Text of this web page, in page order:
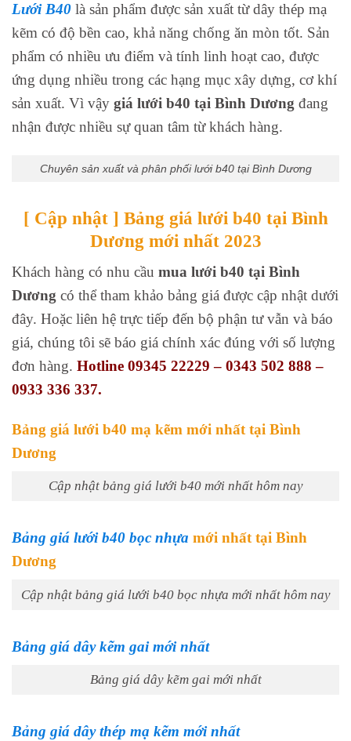
Lưới B40 là sản phẩm được sản xuất từ dây thép mạ
kẽm có độ bền cao, khả năng chống ăn mòn tốt. Sản
phẩm có nhiều ưu điểm và tính linh hoạt cao, được
ứng dụng nhiều trong các hạng mục xây dựng, cơ khí
sản xuất. Vì vậy giá lưới b40 tại Bình Dương đang
nhận được nhiều sự quan tâm từ khách hàng.
Chuyên sản xuất và phân phối lưới b40 tại Bình Dương
[ Cập nhật ] Bảng giá lưới b40 tại Bình
Dương mới nhất 2023
Khách hàng có nhu cầu mua lưới b40 tại Bình
Dương có thể tham khảo bảng giá được cập nhật dưới
đây. Hoặc liên hệ trực tiếp đến bộ phận tư vẫn và báo
giá, chúng tôi sẽ báo giá chính xác đúng với số lượng
đơn hàng. Hotline 09345 22229 – 0343 502 888 –
0933 336 337.
Bảng giá lưới b40 mạ kẽm mới nhất tại Bình
Dương
Cập nhật bảng giá lưới b40 mới nhất hôm nay
Bảng giá lưới b40 bọc nhựa mới nhất tại Bình
Dương
Cập nhật bảng giá lưới b40 bọc nhựa mới nhất hôm nay
Bảng giá dây kẽm gai mới nhất
Bảng giá dây kẽm gai mới nhất
Bảng giá dây thép mạ kẽm mới nhất